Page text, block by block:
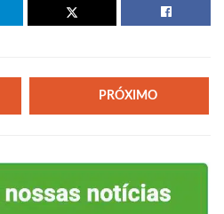
PRÓXIMO